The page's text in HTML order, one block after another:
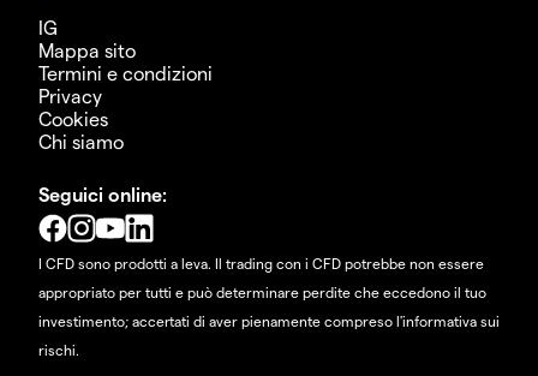
IG
Mappa sito
Termini e condizioni
Privacy
Cookies
Chi siamo
Seguici online:
I CFD sono prodotti a leva. Il trading con i CFD potrebbe non essere
appropriato per tutti e può determinare perdite che eccedono il tuo
investimento; accertati di aver pienamente compreso l'informativa sui
rischi.